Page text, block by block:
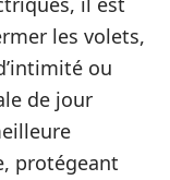
les volets,
ou
de jour
protégeant